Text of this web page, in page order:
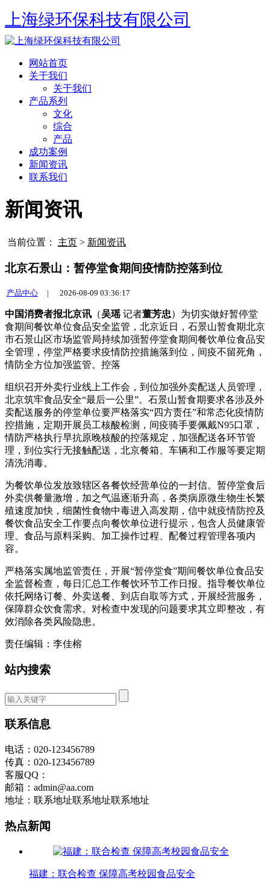
上海绿环保科技有限公司
网站首页
关于我们
关于我们
产品系列
文化
综合
产品
成功案例
新闻资讯
联系我们
新闻资讯
当前位置： 主页 > 新闻资讯
北京石景山：暂停堂食期间疫情防控落到位
产品中心 | 2026-08-09 03:36:17
中国消费者报北京讯 （吴瑶 记者董芳忠）为切实做好暂停堂
食期间餐饮单位食品安全监管，北京近日，石景山暂食期北京
市石景山区市场监管局持续加强暂停堂食期间餐饮单位食品安
全管理，停堂严格要求疫情防控措施落到位，间疫不留死角，
情防全方位加强监管。控落
组织召开外卖行业线上工作会，到位加强外卖配送人员管理，
北京筑牢食品安全“最后一公里”。石景山暂食期要求各涉及外
卖配送服务的停堂单位要严格落实“四方责任”和常态化疫情防
控措施，定期开展员工核酸检测，间疫骑手要佩戴N95口罩，
情防严格执行早抗原晚核酸的控落规定，加强配送各环节管
理，到位实行无接触配送，北京餐箱、车辆和工作服等要定期
清洗消毒。
为餐饮单位发放致辖区各餐饮经营单位的一封信。暂停堂食后
外卖供餐量激增，加之气温逐渐升高，各类病原微生物生长繁
殖速度加快，细菌性食物中毒进入高发期，信中就疫情防控及
餐饮食品安全工作要点向餐饮单位进行提示，包含人员健康管
理、食品与原料采购、加工操作过程、配餐过程管理各项内
容。
严格落实属地监管责任，开展“暂停堂食”期间餐饮单位食品安
全监督检查，每日汇总工作餐饮环节工作日报。指导餐饮单位
依托网络订餐、外卖送餐、到店自取等方式，开展经营服务，
保障群众饮食需求。对检查中发现的问题要求其立即整改，有
效消除各类风险隐患。
责任编辑：李佳榕
站内搜索
联系信息
电话：020-123456789
传真：020-123456789
客服QQ：
邮箱：admin@aa.com
地址：联系地址联系地址联系地址
热点新闻
福建：联合检查 保障高考校园食品安全